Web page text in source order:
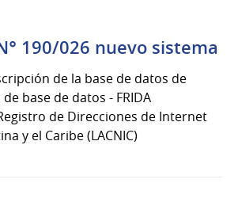
190/026 nuevo sistema
de la base de datos de
base de datos - FRIDA
de Direcciones de Internet
y el Caribe (LACNIC)